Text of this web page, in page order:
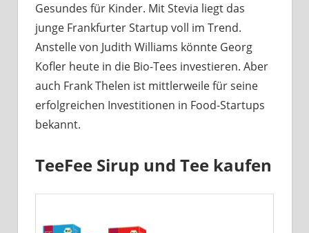
Gesundes für Kinder. Mit Stevia liegt das
junge Frankfurter Startup voll im Trend.
Anstelle von Judith Williams könnte Georg
Kofler heute in die Bio-Tees investieren. Aber
auch Frank Thelen ist mittlerweile für seine
erfolgreichen Investitionen in Food-Startups
bekannt.
TeeFee Sirup und Tee kaufen